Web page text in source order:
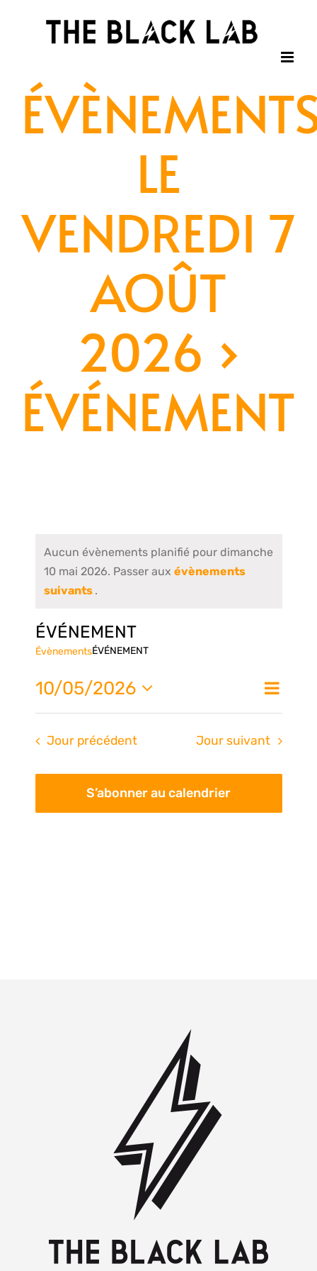
LE
VENDREDI 7
AOÛT
2026 ›
ÉVÉNEMENT
Aucun évènements planifié pour dimanche
10 mai 2026. Passer aux évènements
suivants .
ÉVÉNEMENT
ÉvènementsÉVÉNEMENT
de
Jour
10/05/2026
Sélectionnez
date.
Jour précédent Jour suivant
S’abonner au calendrier